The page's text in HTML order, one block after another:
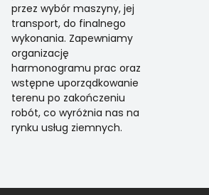
przez wybór maszyny, jej
transport, do finalnego
wykonania. Zapewniamy
organizację
harmonogramu prac oraz
wstępne uporządkowanie
terenu po zakończeniu
robót, co wyróżnia nas na
rynku usług ziemnych.